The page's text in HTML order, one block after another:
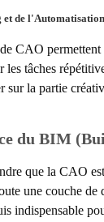
de l'Automatisation
CAO
tâches
sur la partie
du BIM
que la CAO
une couche de
indispensable